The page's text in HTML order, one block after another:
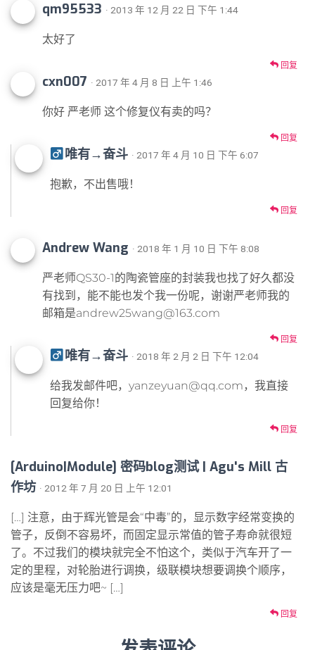
qm95533 · 2013 年 12 月 22 日 下午 1:44
太好了
回复
cxn007 · 2017 年 4 月 8 日 上午 1:46
你好 严老师 这个修复仪有卖的吗？
回复
唯有→奋斗 · 2017 年 4 月 10 日 下午 6:07
抱歉，不出售哦！
回复
Andrew Wang · 2018 年 1 月 10 日 下午 8:08
严老师QS30-1的陶瓷管座的封装我也找了好久都没
有找到，能不能也发个我一份呢，谢谢严老师我的
邮箱是andrew25wang@163.com
回复
唯有→奋斗 · 2018 年 2 月 2 日 下午 12:04
给我发邮件吧，yanzeyuan@qq.com，我直接
回复给你！
回复
[Arduino|Module] 密码blog测试 | Agu's Mill 古
作坊 · 2012 年 7 月 20 日 上午 12:01
[…] 注意，由于辉光管是会“中毒”的，显示数字经常变换的
管子，反倒不容易坏，而固定显示常值的管子寿命就很短
了。不过我们的模块就完全不怕这个，类似于汽车开了一
定的里程，对轮胎进行调换，级联模块想要调换个顺序，
应该是毫无压力吧~ […]
回复